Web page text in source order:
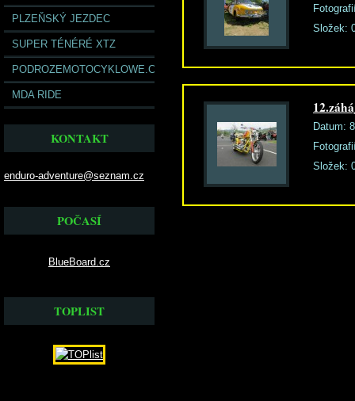
PLZEŇSKÝ JEZDEC
SUPER TÉNÉRÉ XTZ
PODROZEMOTOCYKLOWE.COM
MDA RIDE
KONTAKT
enduro-adventure@seznam.cz
POČASÍ
BlueBoard.cz
TOPLIST
Složek:
Datum:
Složek: